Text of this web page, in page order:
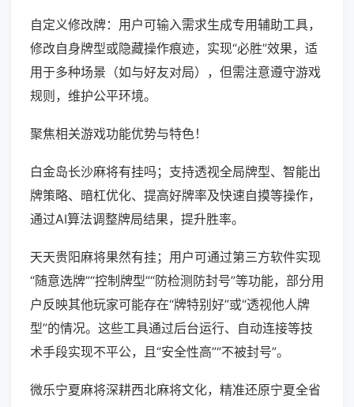
自定义修改牌：用户可输入需求生成专用辅助工具，
修改自身牌型或隐藏操作痕迹，实现“必胜”效果，适
用于多种场景（如与好友对局），但需注意遵守游戏
规则，维护公平环境。
聚焦相关游戏功能优势与特色！
白金岛长沙麻将有挂吗；支持透视全局牌型、智能出
牌策略、暗杠优化、提高好牌率及快速自摸等操作，
通过AI算法调整牌局结果，提升胜率。
天天贵阳麻将果然有挂；用户可通过第三方软件实现
“随意选牌”“控制牌型”“防检测防封号”等功能，部分用
户反映其他玩家可能存在“牌特别好”或“透视他人牌
型”的情况。这些工具通过后台运行、自动连接等技
术手段实现不平公，且“安全性高”“不被封号”。
微乐宁夏麻将深耕西北麻将文化，精准还原宁夏全省